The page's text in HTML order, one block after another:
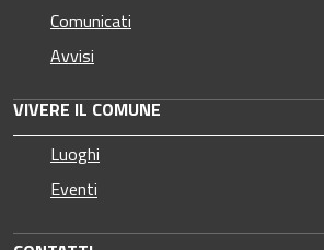
Comunicati
Avvisi
VIVERE IL COMUNE
Luoghi
Eventi